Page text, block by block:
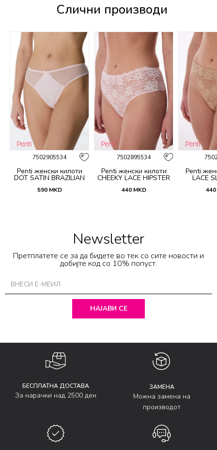
Слични производи
7502905534
Penti женски килоти
DOT SATIN BRAZILIAN
590 MKD
7502895534
Penti женски килоти
CHEEKY LACE HIPSTER
440 MKD
Penti
LACE
440
Newsletter
Претплатете се за да бидете во тек со сите новости и
добијте код со 10% попуст.
НАЈАВИ СЕ
БЕСПЛАТНА ДОСТАВА
За нарачки над 2500 ден
ЗАМЕНА
Можна замена на
производот